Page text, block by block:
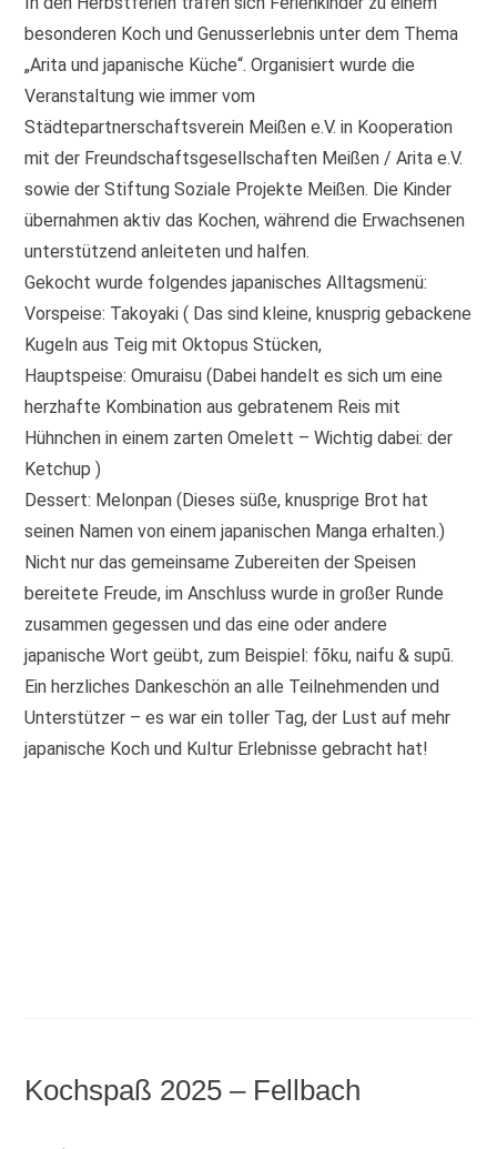
besonderen Koch und Genusserlebnis unter dem Thema
„Arita und japanische Küche“. Organisiert wurde die
Veranstaltung wie immer vom
Städtepartnerschaftsverein Meißen e.V. in Kooperation
mit der Freundschaftsgesellschaften Meißen / Arita e.V.
sowie der Stiftung Soziale Projekte Meißen. Die Kinder
übernahmen aktiv das Kochen, während die Erwachsenen
unterstützend anleiteten und halfen.
Gekocht wurde folgendes japanisches Alltagsmenü:
Vorspeise: Takoyaki ( Das sind kleine, knusprig gebackene
Kugeln aus Teig mit Oktopus Stücken,
Hauptspeise: Omuraisu (Dabei handelt es sich um eine
herzhafte Kombination aus gebratenem Reis mit
Hühnchen in einem zarten Omelett – Wichtig dabei: der
Ketchup )
Dessert: Melonpan (Dieses süße, knusprige Brot hat
seinen Namen von einem japanischen Manga erhalten.)
Nicht nur das gemeinsame Zubereiten der Speisen
bereitete Freude, im Anschluss wurde in großer Runde
zusammen gegessen und das eine oder andere
japanische Wort geübt, zum Beispiel: fōku, naifu & supū.
Ein herzliches Dankeschön an alle Teilnehmenden und
Unterstützer – es war ein toller Tag, der Lust auf mehr
japanische Koch und Kultur Erlebnisse gebracht hat!
Kochspaß 2025 – Fellbach